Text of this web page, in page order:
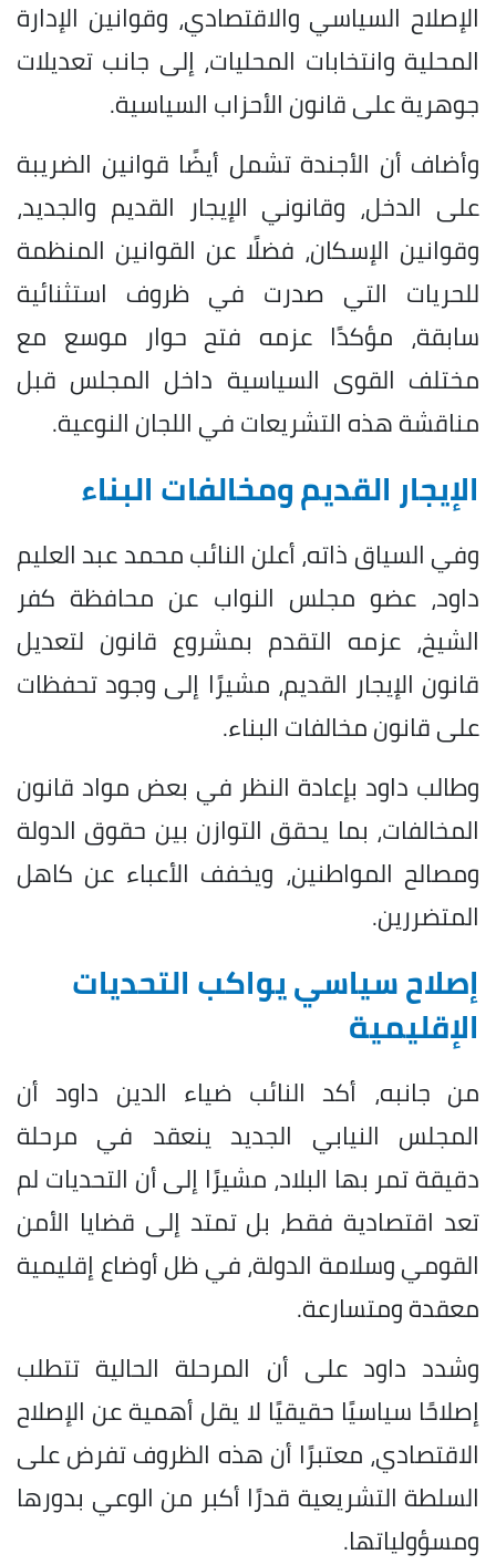
الإصلاح السياسي والاقتصادي، وقوانين الإدارة
المحلية وانتخابات المحليات، إلى جانب تعديلات
جوهرية على قانون الأحزاب السياسية.
وأضاف أن الأجندة تشمل أيضًا قوانين الضريبة
على الدخل، وقانوني الإيجار القديم والجديد،
وقوانين الإسكان، فضلًا عن القوانين المنظمة
للحريات التي صدرت في ظروف استثنائية
سابقة، مؤكدًا عزمه فتح حوار موسع مع
مختلف القوى السياسية داخل المجلس قبل
مناقشة هذه التشريعات في اللجان النوعية.
الإيجار القديم ومخالفات البناء
وفي السياق ذاته، أعلن النائب محمد عبد العليم
داود، عضو مجلس النواب عن محافظة كفر
الشيخ، عزمه التقدم بمشروع قانون لتعديل
قانون الإيجار القديم، مشيرًا إلى وجود تحفظات
على قانون مخالفات البناء.
وطالب داود بإعادة النظر في بعض مواد قانون
المخالفات، بما يحقق التوازن بين حقوق الدولة
ومصالح المواطنين، ويخفف الأعباء عن كاهل
المتضررين.
إصلاح سياسي يواكب التحديات
الإقليمية
من جانبه، أكد النائب ضياء الدين داود أن
المجلس النيابي الجديد ينعقد في مرحلة
دقيقة تمر بها البلاد، مشيرًا إلى أن التحديات لم
تعد اقتصادية فقط، بل تمتد إلى قضايا الأمن
القومي وسلامة الدولة، في ظل أوضاع إقليمية
معقدة ومتسارعة.
وشدد داود على أن المرحلة الحالية تتطلب
إصلاحًا سياسيًا حقيقيًا لا يقل أهمية عن الإصلاح
الاقتصادي، معتبرًا أن هذه الظروف تفرض على
السلطة التشريعية قدرًا أكبر من الوعي بدورها
ومسؤولياتها.